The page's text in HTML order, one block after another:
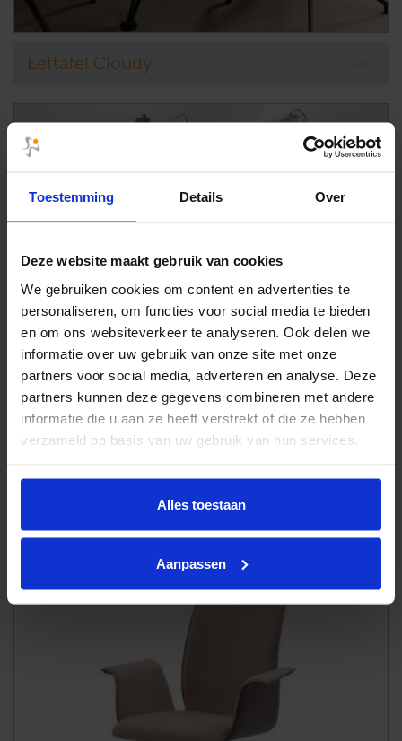
Toestemming Details Over
Deze website maakt gebruik van cookies
We gebruiken cookies om content en advertenties te
personaliseren, om functies voor social media te bieden
en om ons websiteverkeer te analyseren. Ook delen we
informatie over uw gebruik van onze site met onze
partners voor social media, adverteren en analyse. Deze
partners kunnen deze gegevens combineren met andere
informatie die u aan ze heeft verstrekt of die ze hebben
verzameld op basis van uw gebruik van hun services.
Alles toestaan
Aanpassen
Eettafel Cloudy
Eetstoel Plantagie Duo